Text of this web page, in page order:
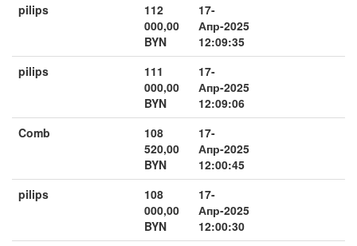
pilips
112
000,00
BYN
17-
Апр-2025
12:09:35
pilips
111
000,00
BYN
17-
Апр-2025
12:09:06
Comb
108
520,00
BYN
17-
Апр-2025
12:00:45
pilips
108
000,00
BYN
17-
Апр-2025
12:00:30